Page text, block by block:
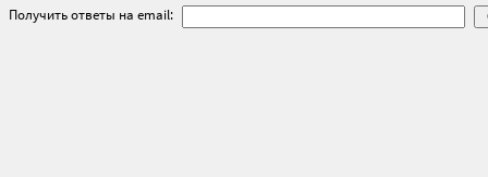
Получить ответы на email: